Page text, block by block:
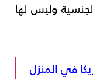
وليس لها
في المنزل